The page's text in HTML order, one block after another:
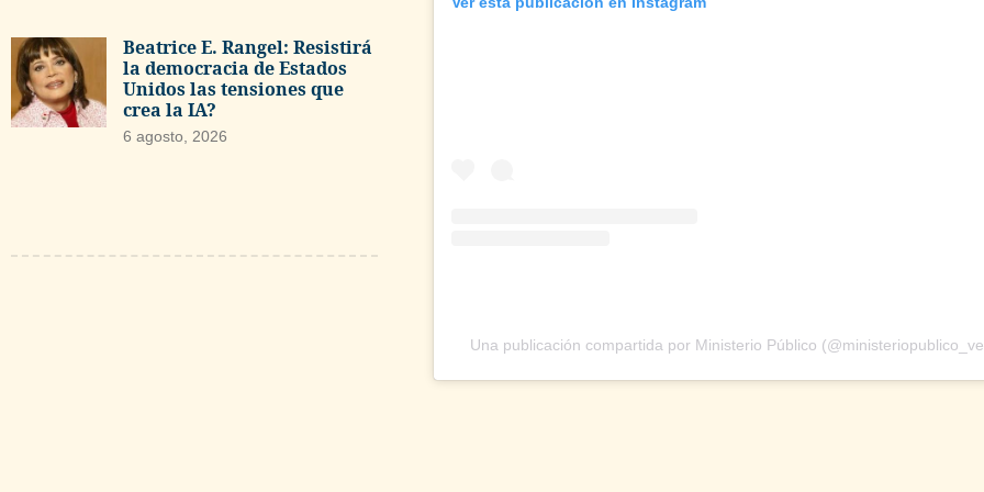
Beatrice E. Rangel: Resistirá
la democracia de Estados
Unidos las tensiones que
crea la IA?
6 agosto, 2026
Una publicación compartida por Ministerio Público